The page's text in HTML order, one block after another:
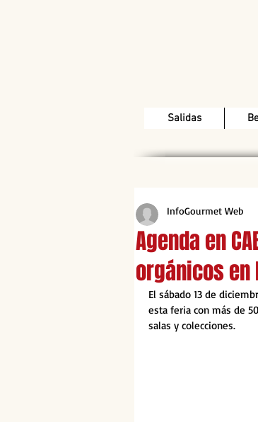
Salidas
Agenda en
orgánicos en
InfoGourmet Web
El sábado 13 de
esta feria con más de
salas y colecciones.